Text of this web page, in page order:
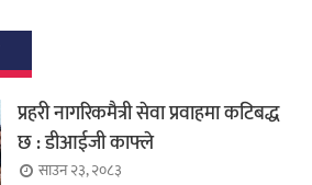
प्रहरी नागरिकमैत्री सेवा प्रवाहमा कटिबद्ध
छ : डीआईजी काफ्ले
साउन २३, २०८३